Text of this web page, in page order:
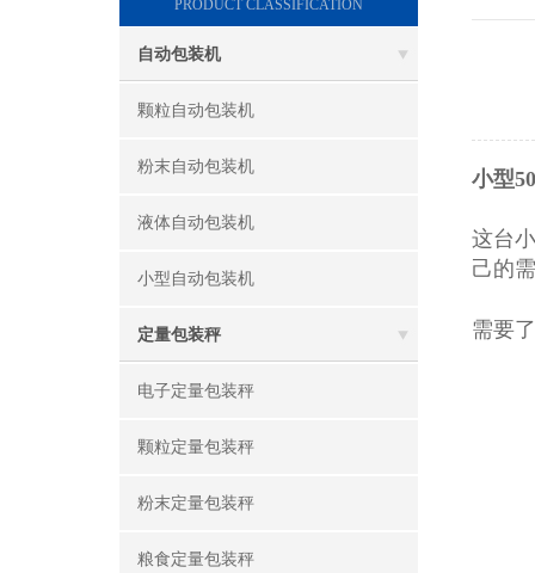
PRODUCT CLASSIFICATION
自动包装机
颗粒自动包装机
粉末自动包装机
液体自动包装机
小型自动包装机
定量包装秤
电子定量包装秤
颗粒定量包装秤
粉末定量包装秤
粮食定量包装秤
小型
这台
己的
需要